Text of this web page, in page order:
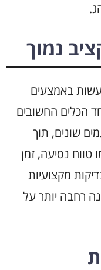
נמוך
יכולה להיעשות באמצעים
הכלים החשובים
שונים, תוך
טווח נסיעה, זמן
מקצועיות
רחבה יותר על